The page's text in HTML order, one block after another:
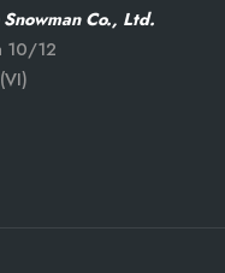
Co., Ltd.
10/12